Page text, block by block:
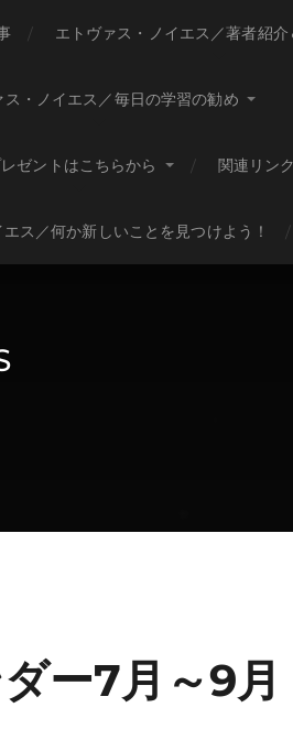
エトヴァス・ノイエス／著者紹介
ス・ノイエス／毎日の学習の勧め
ゼントはこちらから 関連リン
ス／何か新しいことを見つけよう！
ー7月～9月